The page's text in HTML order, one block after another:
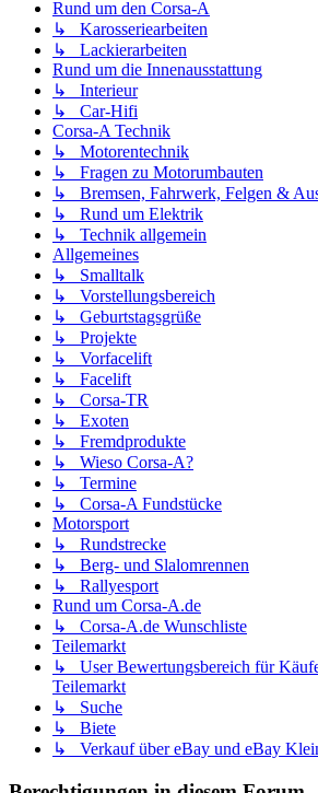
Rund um den Corsa-A
↳ Karosseriearbeiten
↳ Lackierarbeiten
Rund um die Innenausstattung
↳ Interieur
↳ Car-Hifi
Corsa-A Technik
↳ Motorentechnik
↳ Fragen zu Motorumbauten
↳ Bremsen, Fahrwerk, Felgen &
↳ Rund um Elektrik
↳ Technik allgemein
Allgemeines
↳ Smalltalk
↳ Vorstellungsbereich
↳ Geburtstagsgrüße
↳ Projekte
↳ Vorfacelift
↳ Facelift
↳ Corsa-TR
↳ Exoten
↳ Fremdprodukte
↳ Wieso Corsa-A?
↳ Termine
↳ Corsa-A Fundstücke
Motorsport
↳ Rundstrecke
↳ Berg- und Slalomrennen
↳ Rallyesport
Rund um Corsa-A.de
↳ Corsa-A.de Wunschliste
Teilemarkt
↳ User Bewertungsbereich für
Teilemarkt
↳ Suche
↳ Biete
↳ Verkauf über eBay und eBay